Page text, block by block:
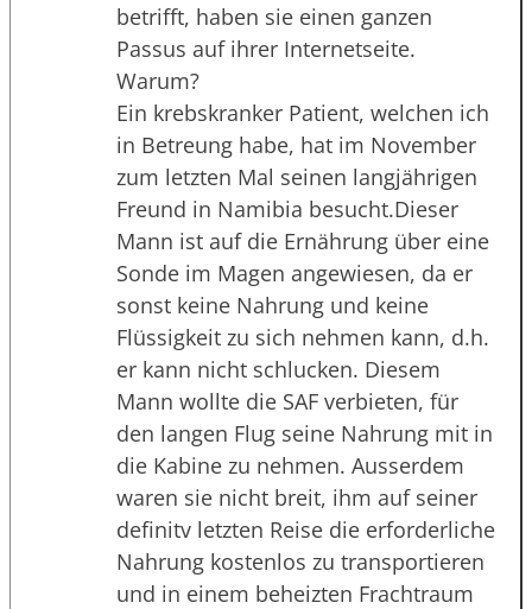
betrifft, haben sie einen ganzen
Passus auf ihrer Internetseite.
Warum?
Ein krebskranker Patient, welchen ich
in Betreung habe, hat im November
zum letzten Mal seinen langjährigen
Freund in Namibia besucht.Dieser
Mann ist auf die Ernährung über eine
Sonde im Magen angewiesen, da er
sonst keine Nahrung und keine
Flüssigkeit zu sich nehmen kann, d.h.
er kann nicht schlucken. Diesem
Mann wollte die SAF verbieten, für
den langen Flug seine Nahrung mit in
die Kabine zu nehmen. Ausserdem
waren sie nicht breit, ihm auf seiner
definitv letzten Reise die erforderliche
Nahrung kostenlos zu transportieren
und in einem beheizten Frachtraum